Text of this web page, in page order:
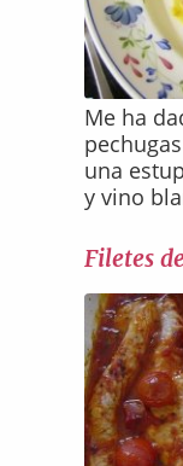
Me ha
una
y vino
Filetes